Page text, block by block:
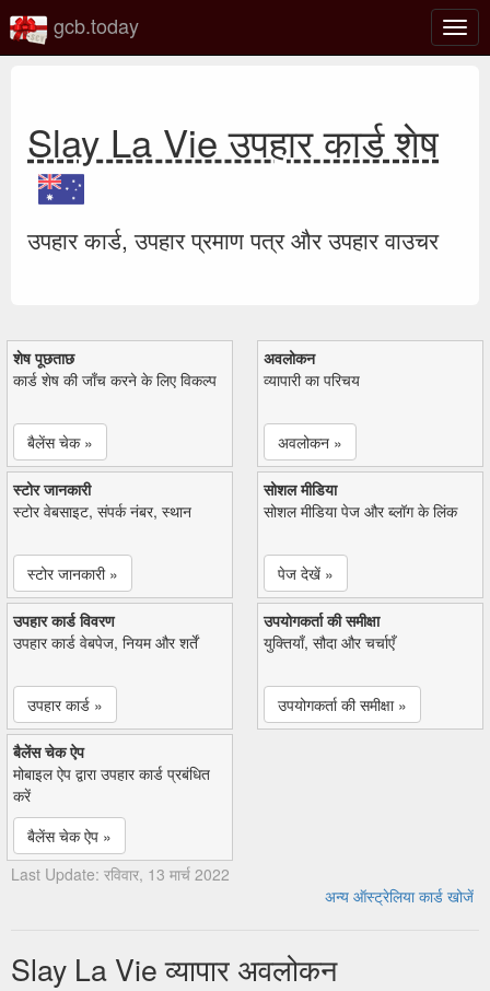
टॉगल
gcb.today
Slay La Vie उपहार कार्ड शेष
उपहार कार्ड, उपहार प्रमाण पत्र और उपहार वाउचर
शेष पूछताछ
कार्ड शेष की जाँच करने के लिए विकल्प
बैलेंस चेक »
अवलोकन
व्यापारी का परिचय
अवलोकन »
स्टोर जानकारी
स्टोर वेबसाइट, संपर्क नंबर, स्थान
स्टोर जानकारी »
सोशल मीडिया
सोशल मीडिया पेज और ब्लॉग के लिंक
पेज देखें »
उपहार कार्ड विवरण
उपहार कार्ड वेबपेज, नियम और शर्तें
उपहार कार्ड »
उपयोगकर्ता की समीक्षा
युक्तियाँ, सौदा और चर्चाएँ
उपयोगकर्ता की समीक्षा »
बैलेंस चेक ऐप
मोबाइल ऐप द्वारा उपहार कार्ड प्रबंधित
करें
बैलेंस चेक ऐप »
Last Update: रविवार, 13 मार्च 2022
अन्य ऑस्ट्रेलिया कार्ड खोजें
Slay La Vie व्यापार अवलोकन